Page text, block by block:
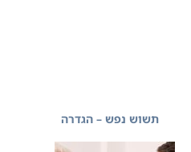
תשוש נפש – הגדרה